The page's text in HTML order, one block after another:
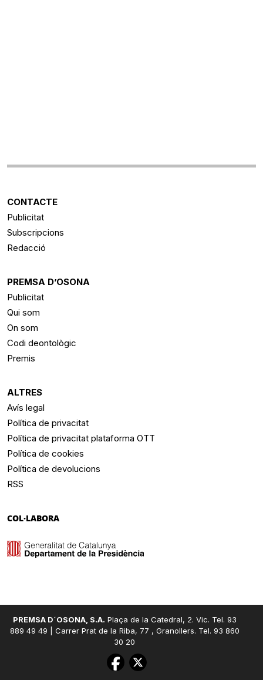
CONTACTE
Publicitat
Subscripcions
Redacció
PREMSA D’OSONA
Publicitat
Qui som
On som
Codi deontològic
Premis
ALTRES
Avís legal
Política de privacitat
Política de privacitat plataforma OTT
Política de cookies
Política de devolucions
RSS
COL·LABORA
PREMSA D´OSONA, S.A. Plaça de la Catedral, 2. Vic. Tel. 93
889 49 49 | Carrer Prat de la Riba, 77 , Granollers. Tel. 93 860
30 20